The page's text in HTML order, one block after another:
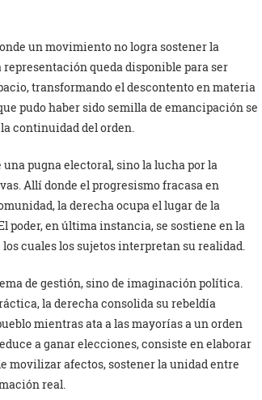
un movimiento no logra sostener la
queda disponible para ser
transformando el descontento en materia
pudo haber sido semilla de emancipación se
continuidad del orden.
pugna electoral, sino la lucha por la
Allí donde el progresismo fracasa en
la derecha ocupa el lugar de la
poder, en última instancia, se sostiene en la
cuales los sujetos interpretan su realidad.
de gestión, sino de imaginación política.
la derecha consolida su rebeldía
mientras ata a las mayorías a un orden
a ganar elecciones, consiste en elaborar
movilizar afectos, sostener la unidad entre
real.